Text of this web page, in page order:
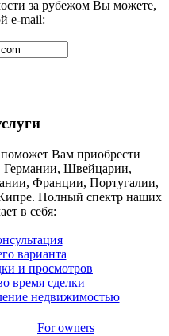
за рубежом Вы можете,
e-mail:
Вам приобрести
Германии, Швейцарии,
Франции, Португалии,
Полный спектр наших
в себя:
варианта
и просмотров
время сделки
недвижимостью
For owners